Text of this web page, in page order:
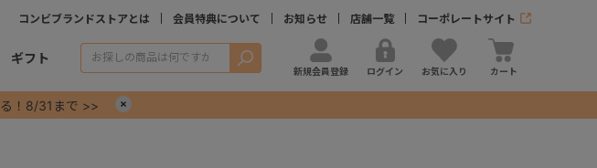
コンビブランドストアとは 会員特典について お知らせ 店舗一覧 コーポレートサイト
ギフト 検索
新規会員登録 ログイン お気に入り カート
！8/31まで >>